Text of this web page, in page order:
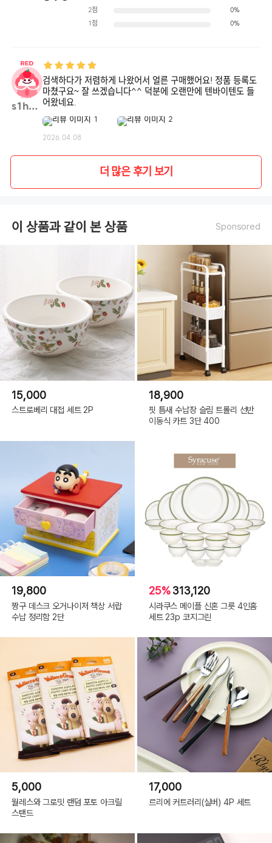
2점 0%
1점 0%
s1h1**
검색하다가 저렴하게 나왔어서 얼른 구매했어요! 정품 등록도
마쳤구요~ 잘 쓰겠습니다^^ 덕분에 오랜만에 텐바이텐도 들
어왔네요.
2026.04.08
더 많은 후기 보기
이 상품과 같이 본 상품 Sponsored
15,000
스트로베리 대접 세트 2P
18,900
핏 틈새 수납장 슬림 트롤리 선반
이동식 카트 3단 400
19,800
짱구 데스크 오거나이저 책상 서랍
수납 정리함 2단
25%313,120
시라쿠스 메이플 신혼 그릇 4인홈
세트 23p 코지그린
5,000
월레스와 그로밋 랜덤 포토 아크릴
스탠드
17,000
르리에 커트러리(실버) 4P 세트